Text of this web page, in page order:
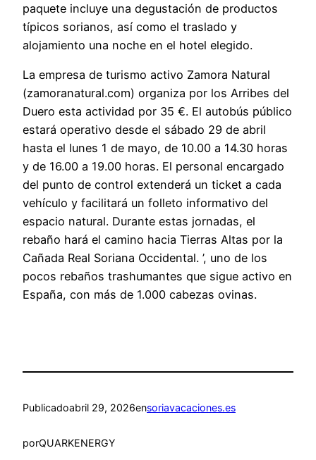
paquete incluye una degustación de productos
típicos sorianos, así como el traslado y
alojamiento una noche en el hotel elegido.
La empresa de turismo activo Zamora Natural
(zamoranatural.com) organiza por los Arribes del
Duero esta actividad por 35 €. El autobús público
estará operativo desde el sábado 29 de abril
hasta el lunes 1 de mayo, de 10.00 a 14.30 horas
y de 16.00 a 19.00 horas. El personal encargado
del punto de control extenderá un ticket a cada
vehículo y facilitará un folleto informativo del
espacio natural. Durante estas jornadas, el
rebaño hará el camino hacia Tierras Altas por la
Cañada Real Soriana Occidental. ’, uno de los
pocos rebaños trashumantes que sigue activo en
España, con más de 1.000 cabezas ovinas.
Publicadoabril 29, 2026ensoriavacaciones.es
porQUARKENERGY